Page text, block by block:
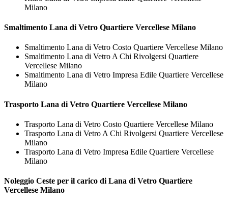
Milano
Smaltimento Lana di Vetro Quartiere Vercellese Milano
Smaltimento Lana di Vetro Costo Quartiere Vercellese Milano
Smaltimento Lana di Vetro A Chi Rivolgersi Quartiere
Vercellese Milano
Smaltimento Lana di Vetro Impresa Edile Quartiere Vercellese
Milano
Trasporto Lana di Vetro Quartiere Vercellese Milano
Trasporto Lana di Vetro Costo Quartiere Vercellese Milano
Trasporto Lana di Vetro A Chi Rivolgersi Quartiere Vercellese
Milano
Trasporto Lana di Vetro Impresa Edile Quartiere Vercellese
Milano
Noleggio Ceste per il carico di Lana di Vetro Quartiere
Vercellese Milano